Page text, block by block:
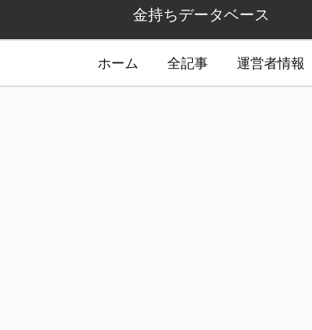
金持ちデータベース
ホーム 全記事 運営者情報